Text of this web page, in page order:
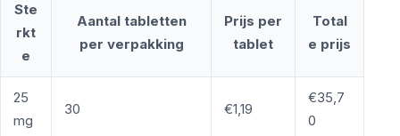
Ste
rkt
e
Aantal tabletten
per verpakking
Prijs per
tablet
Total
e prijs
25
mg
30 €1,19
€35,7
0